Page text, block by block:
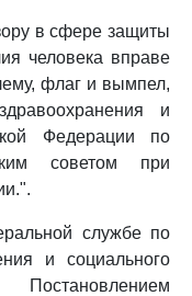
в сфере защиты
человека вправе
флаг и вымпел,
и
Федерации по
советом при
службе по
и социального